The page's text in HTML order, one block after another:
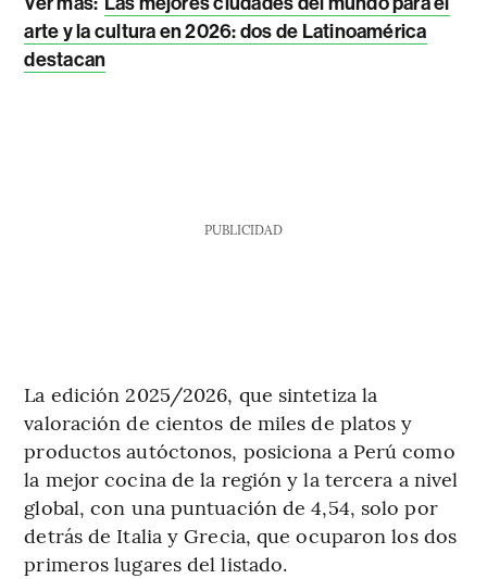
arte y la cultura en 2026: dos de Latinoamérica
destacan
PUBLICIDAD
La edición 2025/2026, que sintetiza la
valoración de cientos de miles de platos y
productos autóctonos, posiciona a Perú como
la mejor cocina de la región y la tercera a nivel
global, con una puntuación de 4,54, solo por
detrás de Italia y Grecia, que ocuparon los dos
primeros lugares del listado.